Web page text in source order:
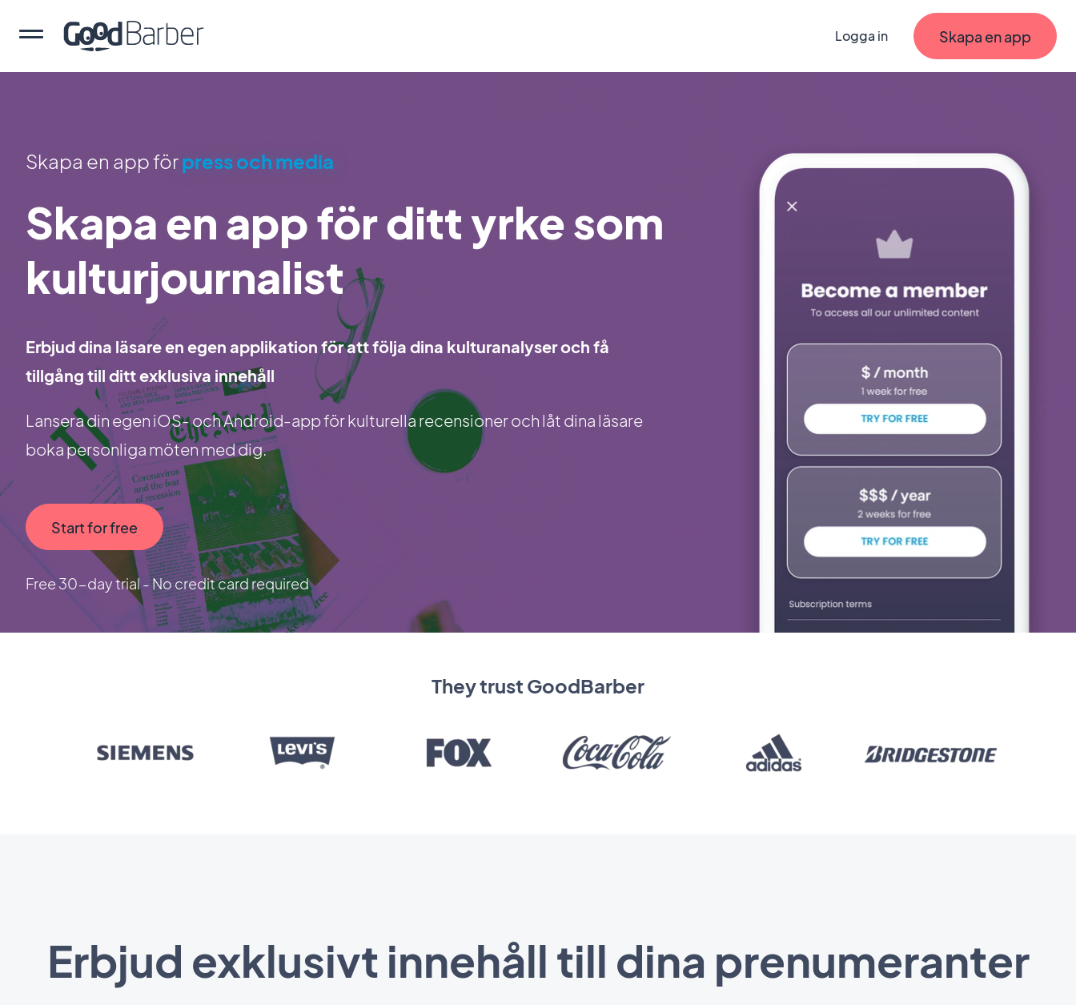
Logga in Skapa en app
Skapa en app förpress och media
Skapa en app för ditt yrke som
kulturjournalist
Erbjud dina läsare en egen applikation för att följa dina kulturanalyser och få
tillgång till ditt exklusiva innehåll
Lansera din egen iOS- och Android-app för kulturella recensioner och låt dina läsare
boka personliga möten med dig.
Start for free
Free 30-day trial - No credit card required
They trust GoodBarber
Erbjud exklusivt innehåll till dina prenumeranter